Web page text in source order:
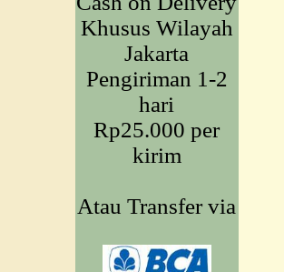
Khusus Wilayah
Jakarta
Pengiriman 1-2
hari
Rp25.000 per
kirim
Atau Transfer via